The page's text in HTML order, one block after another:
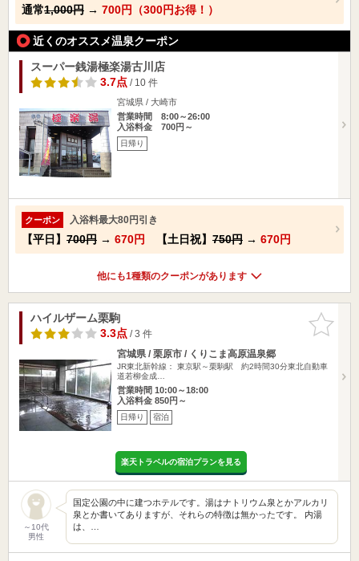
通常1,000円 → 700円（300円お得！）
近くのオススメ温泉クーポン
スーパー銭湯極楽湯古川店
3.7点/ 10 件
宮城県 / 大崎市
営業時間 8:00～26:00
入浴料金 700円～
日帰り
クーポン 入浴料最大80円引き
【平日】 700円 → 670円 【土日祝】 750円 → 670円
他にも1種類のクーポンがあります
お気に入
りに追加
ハイルザーム栗駒
3.3点/ 3 件
宮城県 / 栗原市 / くりこま高原温泉郷
JR東北新幹線： 東京駅～栗駒駅 約2時間30分東北自動車
道若柳金成…
営業時間 10:00～18:00
入浴料金 850円～
日帰り 宿泊
楽天トラベルの宿泊プランを見る
～10代
男性
国定公園の中に建つホテルです。湯はナトリウム泉とかアルカリ
泉とか書いてありますが、それらの特徴は無かったです。 内湯
は、…